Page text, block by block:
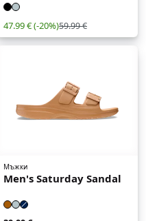
47.99 €(-20%)59.99 €
Мъжки
Men's Saturday Sandal